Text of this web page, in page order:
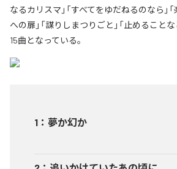
なるカリスマ」「すべてをゆだねるのなら」
への扉」「謀りしまつりごと」「止めること
15曲となっている。
1 ： 夢か幻か